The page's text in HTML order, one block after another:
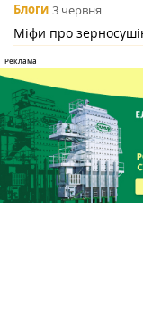
Блоги 3 червня
Міфи про